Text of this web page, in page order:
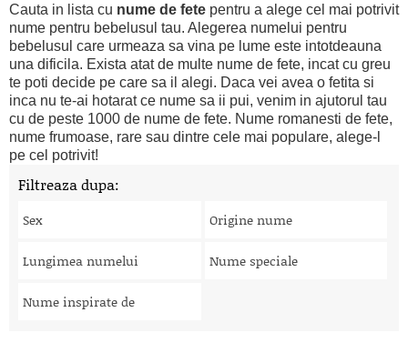
Cauta in lista cu nume de fete pentru a alege cel mai potrivit
nume pentru bebelusul tau. Alegerea numelui pentru
bebelusul care urmeaza sa vina pe lume este intotdeauna
una dificila. Exista atat de multe nume de fete, incat cu greu
te poti decide pe care sa il alegi. Daca vei avea o fetita si
inca nu te-ai hotarat ce nume sa ii pui, venim in ajutorul tau
cu de peste 1000 de nume de fete. Nume romanesti de fete,
nume frumoase, rare sau dintre cele mai populare, alege-l
pe cel potrivit!
Filtreaza dupa:
Sex Origine nume
Lungimea numelui Nume speciale
Nume inspirate de